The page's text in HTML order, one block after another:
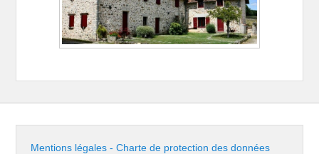
Mentions légales - Charte de protection des données